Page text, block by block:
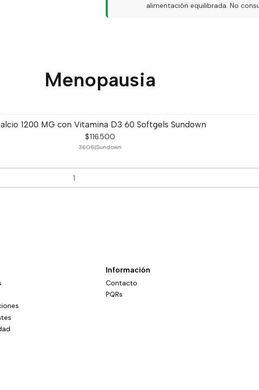
alimentación equilibrada. No
Menopausia
1200 MG con Vitamina D3 60 Softgels Sundown
$116.500
3606|Sundown
Información
Contacto
PQRs